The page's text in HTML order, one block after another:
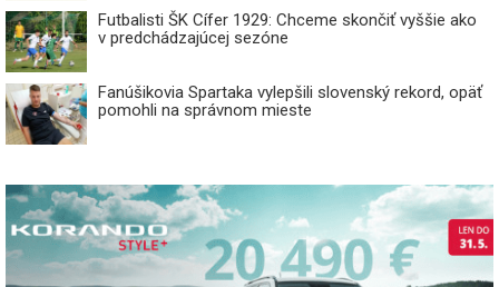
Futbalisti ŠK Cífer 1929: Chceme skončiť vyššie ako
v predchádzajúcej sezóne
Fanúšikovia Spartaka vylepšili slovenský rekord, opäť
pomohli na správnom mieste